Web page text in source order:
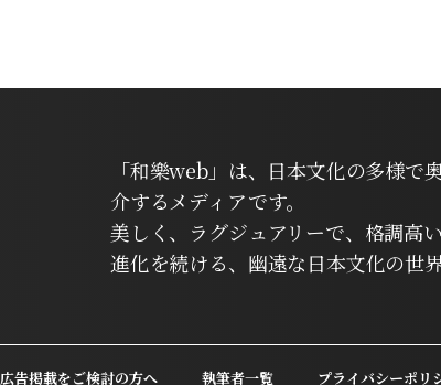
「和樂web」は、日本文化の多様
介するメディアです。
美しく、ラグジュアリーで、格調高
進化を続ける、幽遠な日本文化の世
広告掲載をご検討の方へ 執筆者一覧 プライバシーポリ